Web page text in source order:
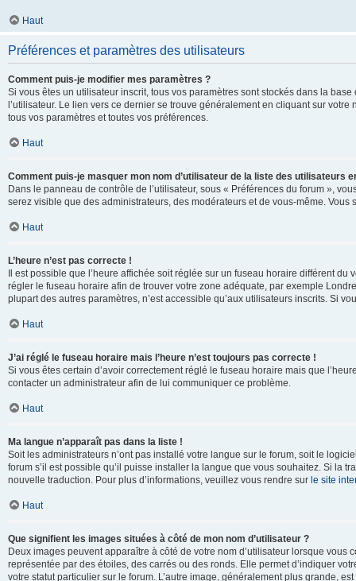
Haut
Préférences et paramètres des utilisateurs
Comment puis-je modifier mes paramètres ?
Si vous êtes un utilisateur inscrit, tous vos paramètres sont stockés dans la
l’utilisateur. Le lien vers ce dernier se trouve généralement en cliquant sur
tous vos paramètres et toutes vos préférences.
Haut
Comment puis-je masquer mon nom d’utilisateur de la liste des utilisateurs
Dans le panneau de contrôle de l’utilisateur, sous « Préférences du forum »,
serez visible que des administrateurs, des modérateurs et de vous-même.
Haut
L’heure n’est pas correcte !
Il est possible que l’heure affichée soit réglée sur un fuseau horaire différent
régler le fuseau horaire afin de trouver votre zone adéquate, par exemple
plupart des autres paramètres, n’est accessible qu’aux utilisateurs inscrits. Si
Haut
J’ai réglé le fuseau horaire mais l’heure n’est toujours pas correcte !
Si vous êtes certain d’avoir correctement réglé le fuseau horaire mais que
contacter un administrateur afin de lui communiquer ce problème.
Haut
Ma langue n’apparaît pas dans la liste !
Soit les administrateurs n’ont pas installé votre langue sur le forum, soit le
forum s’il est possible qu’il puisse installer la langue que vous souhaitez. Si la
nouvelle traduction. Pour plus d’informations, veuillez vous rendre sur le site
Haut
Que signifient les images situées à côté de mon nom d’utilisateur ?
Deux images peuvent apparaître à côté de votre nom d’utilisateur lorsque
représentée par des étoiles, des carrés ou des ronds. Elle permet d’indiquer
votre statut particulier sur le forum. L’autre image, généralement plus grande,